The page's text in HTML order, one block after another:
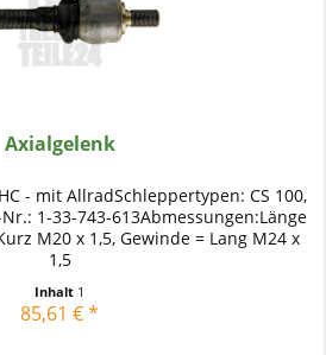
Axialgelenk
- mit AllradSchleppertypen: CS 100,
1-33-743-613Abmessungen:Länge
M20 x 1,5, Gewinde = Lang M24 x
1,5
Inhalt 1
85,61 € *